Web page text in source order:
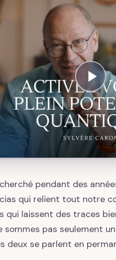
pendant des
qui relient tout notre
qui laissent des traces
sommes pas seulement
deux se parlent en